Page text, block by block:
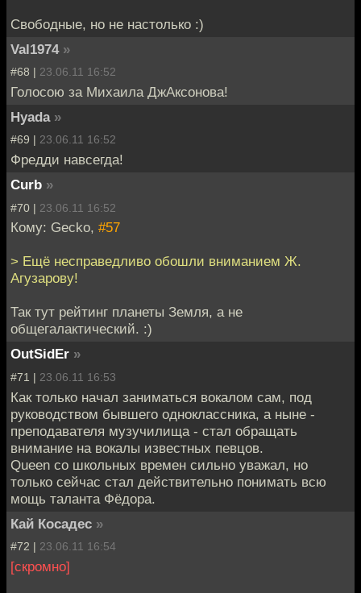
Свободные, но не настолько :)
Val1974 »
#68 | 23.06.11 16:52
Голосою за Михаила ДжАксонова!
Hyada »
#69 | 23.06.11 16:52
Фредди навсегда!
Curb »
#70 | 23.06.11 16:52
Кому: Gecko, #57
> Ещё несправедливо обошли вниманием Ж.
Агузарову!
Так тут рейтинг планеты Земля, а не
общегалактический. :)
OutSidEr »
#71 | 23.06.11 16:53
Как только начал заниматься вокалом сам, под
руководством бывшего одноклассника, а ныне -
преподавателя музучилища - стал обращать
внимание на вокалы известных певцов.
Queen со школьных времен сильно уважал, но
только сейчас стал действительно понимать всю
мощь таланта Фёдора.
Кай Косадес »
#72 | 23.06.11 16:54
[скромно]